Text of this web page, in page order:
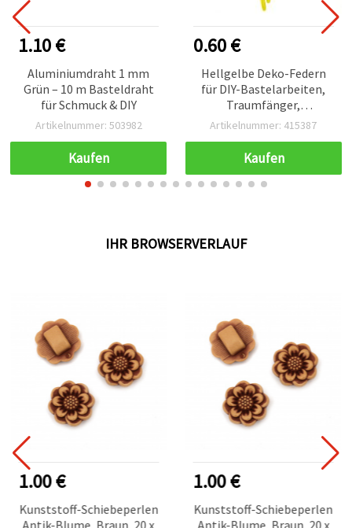
1.10 €
Aluminiumdraht 1 mm
Grün – 10 m Basteldraht
für Schmuck & DIY
Artikelnummer: 503982
Kaufen
0.60 €
Hellgelbe Deko-Federn
für DIY-Bastelarbeiten,
Traumfänger,
Schmuckherstellung,
100–150 x 15–20 mm, 10
Stück
Artikelnummer: 415387
Kaufen
IHR BROWSERVERLAUF
1.00 €
Kunststoff-Schiebeperlen
Antik-Blume, Braun, 20 x
1.00 €
Kunststoff-Schiebeperlen
Antik-Blume, Braun, 20 x